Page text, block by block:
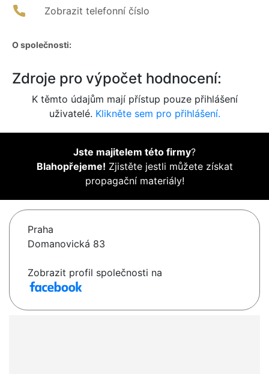
Zobrazit telefonní číslo
O společnosti:
Zdroje pro výpočet hodnocení:
K těmto údajům mají přístup pouze přihlášení
uživatelé. Klikněte sem pro přihlášení.
Jste majitelem této firmy?
Blahopřejeme! Zjistěte jestli můžete získat
propagační materiály!
Praha
Domanovická 83
Zobrazit profil společnosti na